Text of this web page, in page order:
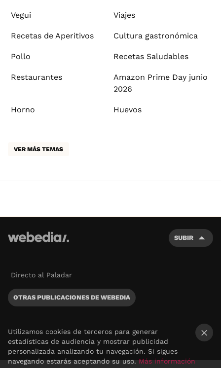
Vegui Viajes
Recetas de Aperitivos Cultura gastronómica
Pollo Recetas Saludables
Restaurantes
Amazon Prime Day junio
2026
Horno Huevos
VER MÁS TEMAS
SUBIR
Directo al Paladar
OTRAS PUBLICACIONES DE WEBEDIA
Utilizamos cookies de terceros para generar
estadísticas de audiencia y mostrar publicidad
personalizada analizando tu navegación. Si sigues
navegando estarás aceptando su uso.Más información